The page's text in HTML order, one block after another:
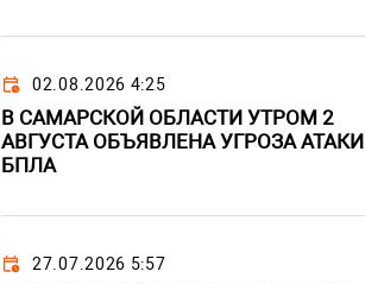
02.08.2026 4:25
В САМАРСКОЙ ОБЛАСТИ УТРОМ 2
АВГУСТА ОБЪЯВЛЕНА УГРОЗА АТАКИ
БПЛА
27.07.2026 5:57